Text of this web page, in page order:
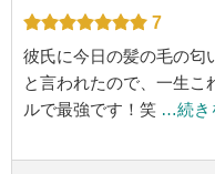
7
彼氏に今日の髪の毛の匂
と言われたので、一生こ
ルで最強です！笑 …続き